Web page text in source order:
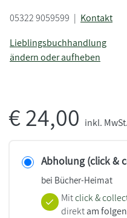
05322 9059599 | Kontakt
Lieblingsbuchhandlung
ändern oder aufheben
€24,00 inkl. MwSt.
Abholung (click &
bei Bücher-Heimat
Mitclick &
direktam